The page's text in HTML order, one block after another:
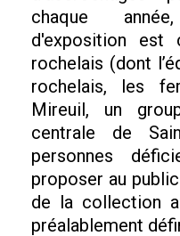
chaque
d'exposition est
rochelais (dont
rochelais, les
Mireuil, un
centrale de
personnes
proposer au
de la collection
préalablement